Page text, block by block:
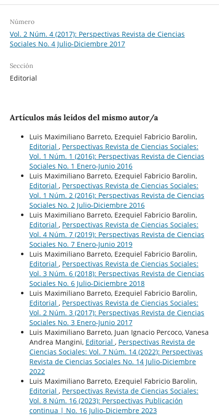
Número
Vol. 2 Núm. 4 (2017): Perspectivas Revista de Ciencias
Sociales No. 4 Julio-Diciembre 2017
Sección
Editorial
Artículos más leídos del mismo autor/a
Luis Maximiliano Barreto, Ezequiel Fabricio Barolin,
Editorial , Perspectivas Revista de Ciencias Sociales:
Vol. 1 Núm. 1 (2016): Perspectivas Revista de Ciencias
Sociales No. 1 Enero-Junio 2016
Luis Maximiliano Barreto, Ezequiel Fabricio Barolin,
Editorial , Perspectivas Revista de Ciencias Sociales:
Vol. 1 Núm. 2 (2016): Perspectivas Revista de Ciencias
Sociales No. 2 Julio-Diciembre 2016
Luis Maximiliano Barreto, Ezequiel Fabricio Barolin,
Editorial , Perspectivas Revista de Ciencias Sociales:
Vol. 4 Núm. 7 (2019): Perspectivas Revista de Ciencias
Sociales No. 7 Enero-Junio 2019
Luis Maximiliano Barreto, Ezequiel Fabricio Barolin,
Editorial , Perspectivas Revista de Ciencias Sociales:
Vol. 3 Núm. 6 (2018): Perspectivas Revista de Ciencias
Sociales No. 6 Julio-Diciembre 2018
Luis Maximiliano Barreto, Ezequiel Fabricio Barolin,
Editorial , Perspectivas Revista de Ciencias Sociales:
Vol. 2 Núm. 3 (2017): Perspectivas Revista de Ciencias
Sociales No. 3 Enero-Junio 2017
Luis Maximiliano Barreto, Juan Ignacio Percoco, Vanesa
Andrea Mangini, Editorial , Perspectivas Revista de
Ciencias Sociales: Vol. 7 Núm. 14 (2022): Perspectivas
Revista de Ciencias Sociales No. 14 Julio-Diciembre
2022
Luis Maximiliano Barreto, Ezequiel Fabricio Barolin,
Editorial , Perspectivas Revista de Ciencias Sociales:
Vol. 8 Núm. 16 (2023): Perspectivas Publicación
continua | No. 16 Julio-Diciembre 2023